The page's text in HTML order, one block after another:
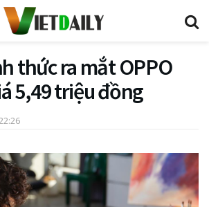
thức ra mắt OPPO
5,49 triệu đồng